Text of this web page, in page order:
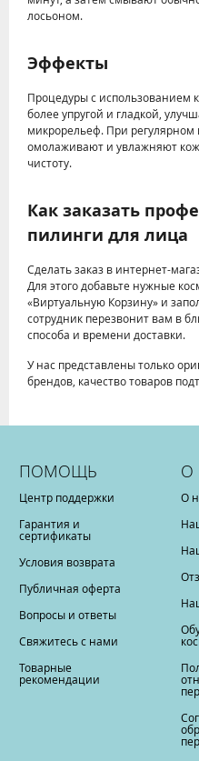
лосьоном.
Эффекты
Процедуры с использованием
более упругой и гладкой,
микрорельеф. При
омолаживают и увлажняют
чистоту.
Как заказать
пилинги для лица
Сделать заказ в интернет-
Для этого добавьте нужные
«Виртуальную Корзину» и
сотрудник перезвонит вам в
способа и времени доставки.
У нас представлены только
брендов, качество товаров
ПОМОЩЬ
Центр поддержки
Гарантия и
сертификаты
Условия возврата
Публичная оферта
Вопросы и ответы
Свяжитесь с нами
Товарные
рекомендации
О
О